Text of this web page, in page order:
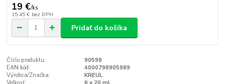
19 €/ks
15,45 € bez DPH
Pridať do košíka
Číslo produktu:
90598
EAN kód:
4000798905989
Výrobca/Značka:
KREUL